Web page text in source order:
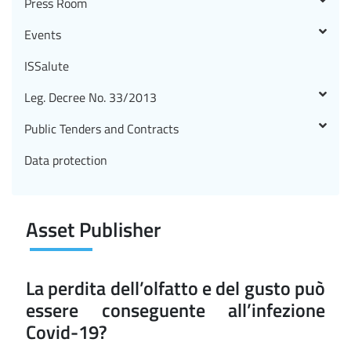
Asset Publisher
La perdita dell’olfatto e del gusto può
essere conseguente all’infezione
Covid-19?
Events
ISSalute
Leg. Decree No. 33/2013
Public Tenders and Contracts
Data protection